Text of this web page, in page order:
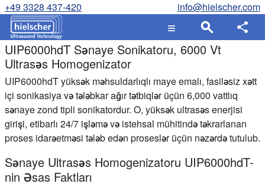
+49 3328 437-420 info@hielscher.com
UIP6000hdT Sənaye Sonikatoru, 6000 Vt
Ultrasəs Homogenizator
UIP6000hdT yüksək məhsuldarlıqlı maye emalı, fasiləsiz xətt
içi sonikasiya və tələbkar ağır tətbiqlər üçün 6,000 vattlıq
sənaye zond tipli sonikatordur. O, yüksək ultrasəs enerjisi
girişi, etibarlı 24/7 işləmə və istehsal mühitində təkrarlanan
proses idarəetməsi tələb edən proseslər üçün nəzərdə tutulub.
Sənaye Ultrasəs Homogenizatoru UIP6000hdT-
nin Əsas Faktları